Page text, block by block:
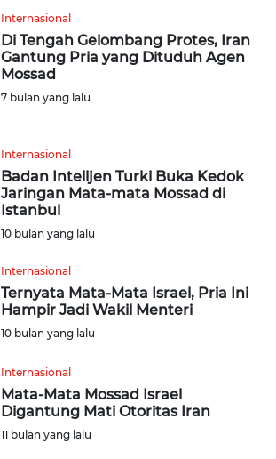
Internasional
Di Tengah Gelombang Protes, Iran
Gantung Pria yang Dituduh Agen
Mossad
7 bulan yang lalu
Internasional
Badan Intelijen Turki Buka Kedok
Jaringan Mata-mata Mossad di
Istanbul
10 bulan yang lalu
Internasional
Ternyata Mata-Mata Israel, Pria Ini
Hampir Jadi Wakil Menteri
10 bulan yang lalu
Internasional
Mata-Mata Mossad Israel
Digantung Mati Otoritas Iran
11 bulan yang lalu